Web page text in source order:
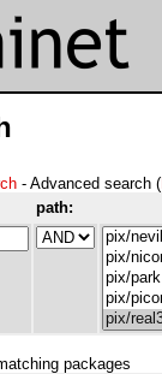
- Advanced search (
path:
packages